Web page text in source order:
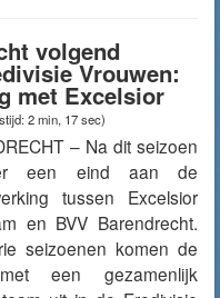
volgend
Vrouwen:
met Excelsior
2 min, 17 sec)
– Na dit seizoen
een eind aan de
tussen Excelsior
en BVV Barendrecht.
seizoenen komen de
een gezamenlijk